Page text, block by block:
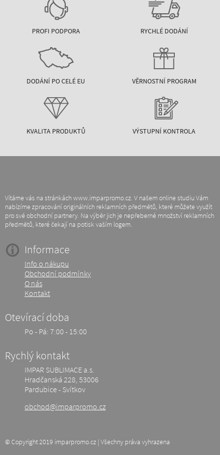
PROFI PODPORA RYCHLÉ DODÁNÍ
DODÁNÍ PO CELÉ EU VĚRNOSTNÍ PROGRAM
KVALITA PRODUKTŮ VÝSTUPNÍ KONTROLA
Vítáme vás na stránkách www.imparpromo.cz. V našem online studiu Vám
nabízíme zpracování originálních reklamních předmětů, které můžete využít
pro své obchodní partnery. Na výběr jich je nepřeberné množství reklamních
předmětů, které čekají na potisk vaším logem.
Informace
Info o nákupu
Obchodní podmínky
O nás
Kontakt
Otevírací doba
Po - Pá: 7:00 - 15:00
Rychlý kontakt
IMPAR SUBLIMACE a.s.
Hradčanská 228, 53006
Pardubice - Svítkov
obchod@imparpromo.cz
© Copyright 2019 imparpromo.cz | Všechny práva vyhrazena